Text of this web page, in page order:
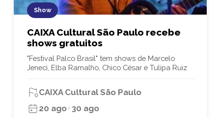
Show
CAIXA Cultural São Paulo recebe
shows gratuitos
"Festival Palco Brasil" tem shows de Marcelo
Jeneci, Elba Ramalho, Chico César e Tulipa Ruiz
CAIXA Cultural São Paulo
20 ago 30 ago